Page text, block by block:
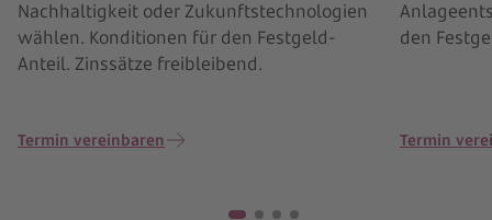
Nachhaltigkeit oder Zukunftstechnologien
wählen. Konditionen für den Festgeld-
Anteil. Zinssätze freibleibend.
Termin vereinbaren
den
Termin